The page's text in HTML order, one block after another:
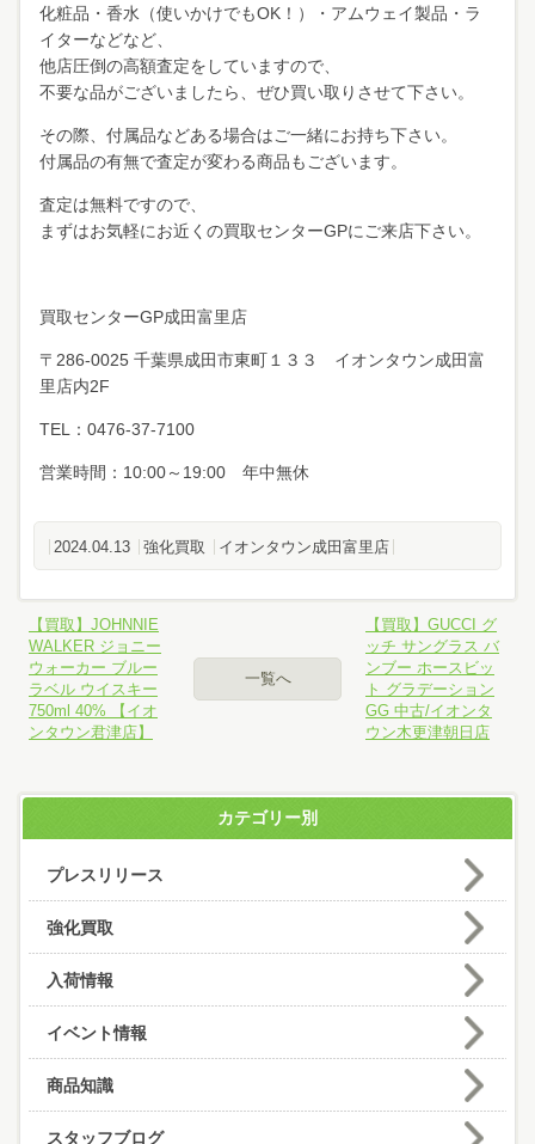
化粧品・香水（使いかけでもOK！）・アムウェイ製品・ラ
イターなどなど、
他店圧倒の高額査定をしていますので、
不要な品がございましたら、ぜひ買い取りさせて下さい。
その際、付属品などある場合はご一緒にお持ち下さい。
付属品の有無で査定が変わる商品もございます。
査定は無料ですので、
まずはお気軽にお近くの買取センターGPにご来店下さい。
買取センターGP成田富里店
〒286-0025 千葉県成田市東町１３３ イオンタウン成田富
里店内2F
TEL：0476-37-7100
営業時間：10:00～19:00 年中無休
2024.04.13 強化買取 イオンタウン成田富里店
【買取】JOHNNIE
WALKER ジョニー
ウォーカー ブルー
ラベル ウイスキー
750ml 40% 【イオ
ンタウン君津店】
一覧へ
【買取】GUCCI グ
ッチ サングラス バ
ンブー ホースビッ
ト グラデーション
GG 中古/イオンタ
ウン木更津朝日店
カテゴリー別
プレスリリース
強化買取
入荷情報
イベント情報
商品知識
スタッフブログ